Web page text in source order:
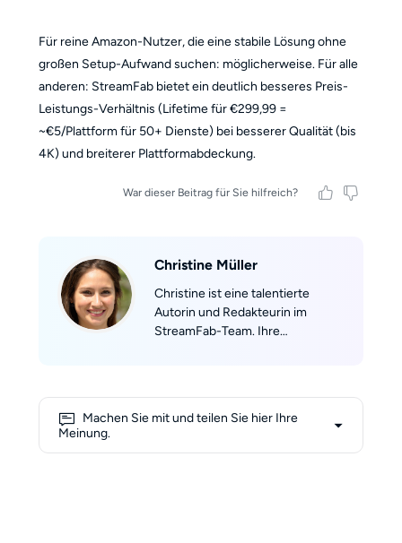
Für reine Amazon-Nutzer, die eine stabile Lösung ohne
großen Setup-Aufwand suchen: möglicherweise. Für alle
anderen: StreamFab bietet ein deutlich besseres Preis-
Leistungs-Verhältnis (Lifetime für €299,99 =
~€5/Plattform für 50+ Dienste) bei besserer Qualität (bis
4K) und breiterer Plattformabdeckung.
War dieser Beitrag für Sie hilfreich?
Christine Müller
Christine ist eine talentierte
Autorin und Redakteurin im
StreamFab-Team. Ihre
Verständnis für gesellschaftliche
Machen Sie mit und teilen Sie hier Ihre
Meinung.